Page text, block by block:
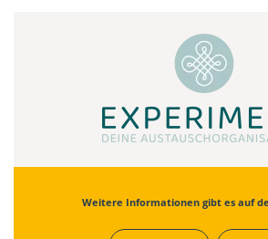
Weitere Informationen gibt es auf